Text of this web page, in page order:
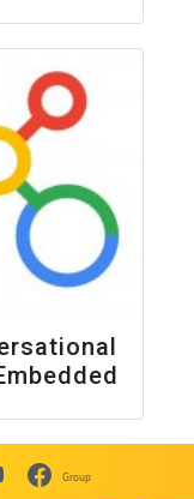
Group